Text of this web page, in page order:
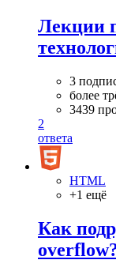
Лекции
3
более
3439
2
ответа
HTML
+1 ещё
Как